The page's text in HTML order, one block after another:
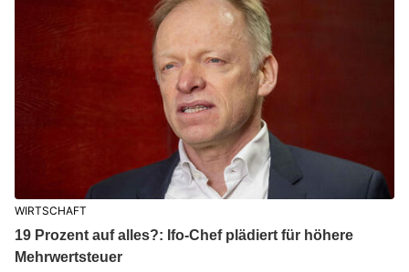
WIRTSCHAFT
19 Prozent auf alles?: Ifo-Chef plädiert für höhere
Mehrwertsteuer